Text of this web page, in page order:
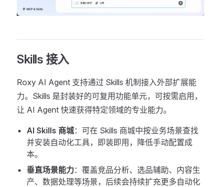
Skills 接入
Roxy AI Agent 支持通过 Skills 机制接入外部扩展能
力。Skills 是封装好的可复用功能单元，可按需启用，
让 AI Agent 快速获得特定领域的专业能力。
AI Skills 商城：可在 Skills 商城中按业务场景查找
并安装自动化工具，即装即用，降低手动配置成
本。
垂直场景能力：覆盖竞品分析、选品辅助、内容生
产、数据处理等场景，后续会持续扩充更多自动化